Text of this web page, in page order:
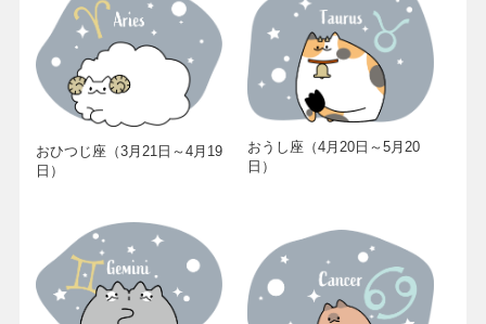
おひつじ座（3月21日～4月19
日）
おうし座（4月20日～5月20
日）